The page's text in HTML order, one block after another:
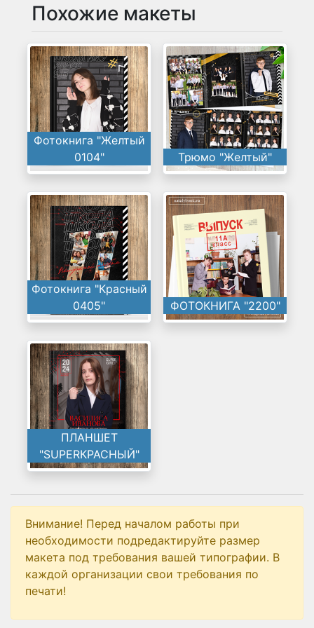
Похожие макеты
Фотокнига "Желтый
0104"
Трюмо "Желтый"
Фотокнига "Красный
0405"
ФОТОКНИГА "2200"
ПЛАНШЕТ
"SUPERКРАСНЫЙ"
Внимание! Перед началом работы при
необходимости подредактируйте размер
макета под требования вашей типографии. В
каждой организации свои требования по
печати!